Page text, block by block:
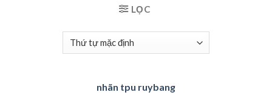
LỌC
nhãn tpu ruybang